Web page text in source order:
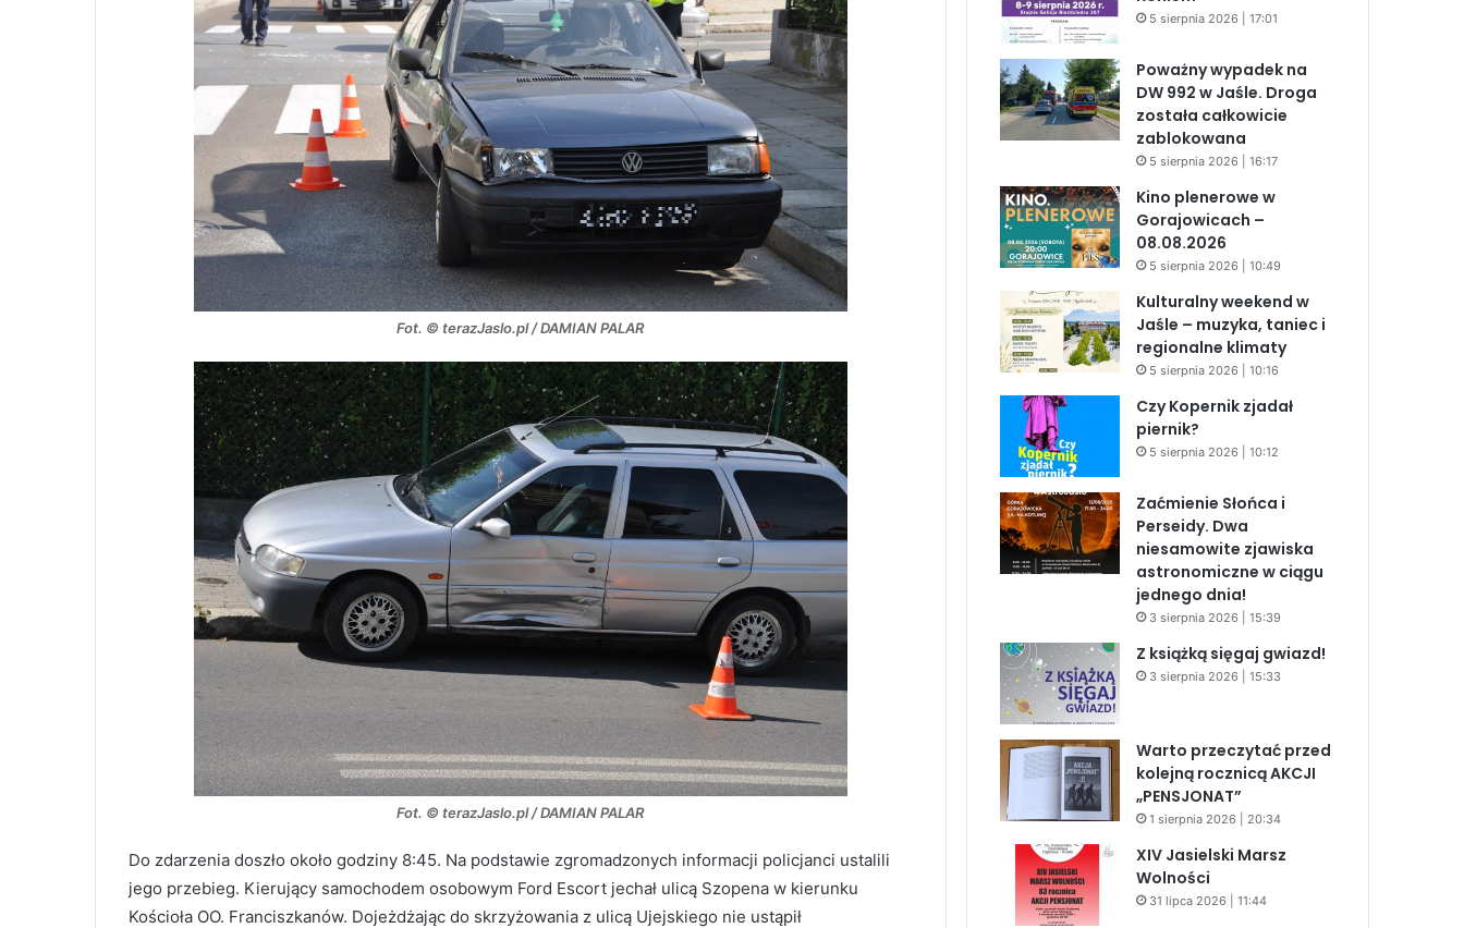
Fot. © terazJaslo.pl / DAMIAN PALAR
Fot. © terazJaslo.pl / DAMIAN PALAR
Do zdarzenia doszło około godziny 8:45. Na podstawie zgromadzonych informacji policjanci ustalili
jego przebieg. Kierujący samochodem osobowym Ford Escort jechał ulicą Szopena w kierunku
Kościoła OO. Franciszkanów. Dojeżdżając do skrzyżowania z ulicą Ujejskiego nie ustąpił
5 sierpnia 2026 | 17:01
Poważny wypadek na
DW 992 w Jaśle. Droga
została całkowicie
zablokowana
5 sierpnia 2026 | 16:17
Kino plenerowe w
Gorajowicach –
08.08.2026
5 sierpnia 2026 | 10:49
Kulturalny weekend w
Jaśle – muzyka, taniec i
regionalne klimaty
5 sierpnia 2026 | 10:16
Czy Kopernik zjadał
piernik?
5 sierpnia 2026 | 10:12
Zaćmienie Słońca i
Perseidy. Dwa
niesamowite zjawiska
astronomiczne w ciągu
jednego dnia!
3 sierpnia 2026 | 15:39
Z książką sięgaj gwiazd!
3 sierpnia 2026 | 15:33
Warto przeczytać przed
kolejną rocznicą AKCJI
„PENSJONAT”
1 sierpnia 2026 | 20:34
XIV Jasielski Marsz
Wolności
31 lipca 2026 | 11:44